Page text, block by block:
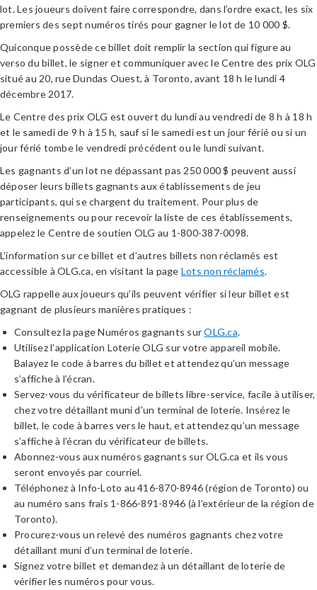
lot. Les joueurs doivent faire correspondre, dans l’ordre exact, les six
premiers des sept numéros tirés pour gagner le lot de 10 000 $.
Quiconque possède ce billet doit remplir la section qui figure au
verso du billet, le signer et communiquer avec le Centre des prix OLG
situé au 20, rue Dundas Ouest, à Toronto, avant 18 h le lundi 4
décembre 2017.
Le Centre des prix OLG est ouvert du lundi au vendredi de 8 h à 18 h
et le samedi de 9 h à 15 h, sauf si le samedi est un jour férié ou si un
jour férié tombe le vendredi précédent ou le lundi suivant.
Les gagnants d’un lot ne dépassant pas 250 000 $ peuvent aussi
déposer leurs billets gagnants aux établissements de jeu
participants, qui se chargent du traitement. Pour plus de
renseignements ou pour recevoir la liste de ces établissements,
appelez le Centre de soutien OLG au 1-800-387-0098.
L’information sur ce billet et d’autres billets non réclamés est
accessible à OLG.ca, en visitant la page Lots non réclamés.
OLG rappelle aux joueurs qu’ils peuvent vérifier si leur billet est
gagnant de plusieurs manières pratiques :
Consultez la page Numéros gagnants surOLG.ca.
Utilisez l’application Loterie OLG sur votre appareil mobile.
Balayez le code à barres du billet et attendez qu’un message
s’affiche à l’écran.
Servez-vous du vérificateur de billets libre-service, facile à utiliser,
chez votre détaillant muni d’un terminal de loterie. Insérez le
billet, le code à barres vers le haut, et attendez qu’un message
s’affiche à l’écran du vérificateur de billets.
Abonnez-vous aux numéros gagnants sur OLG.ca et ils vous
seront envoyés par courriel.
Téléphonez à Info-Loto au 416-870-8946 (région de Toronto) ou
au numéro sans frais 1-866-891-8946 (à l’extérieur de la région de
Toronto).
Procurez-vous un relevé des numéros gagnants chez votre
détaillant muni d’un terminal de loterie.
Signez votre billet et demandez à un détaillant de loterie de
vérifier les numéros pour vous.